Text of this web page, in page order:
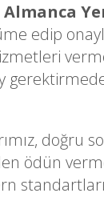
Almanca
edip
doğru
ödün